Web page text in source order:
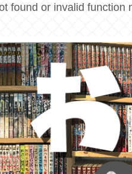
found or invalid function